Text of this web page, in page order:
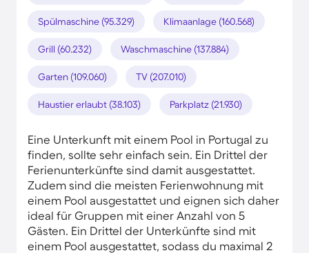
Spülmaschine (95.329) Klimaanlage (160.568)
Grill (60.232) Waschmaschine (137.884)
Garten (109.060) TV (207.010)
Haustier erlaubt (38.103) Parkplatz (21.930)
Eine Unterkunft mit einem Pool in Portugal zu
finden, sollte sehr einfach sein. Ein Drittel der
Ferienunterkünfte sind damit ausgestattet.
Zudem sind die meisten Ferienwohnung mit
einem Pool ausgestattet und eignen sich daher
ideal für Gruppen mit einer Anzahl von 5
Gästen. Ein Drittel der Unterkünfte sind mit
einem Pool ausgestattet, sodass du maximal 2